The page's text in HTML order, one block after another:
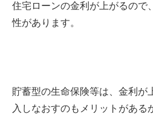
住宅ローンの金利が上がるので
性があります。
貯蓄型の生命保険等は、金利が
入しなおすのもメリットがある